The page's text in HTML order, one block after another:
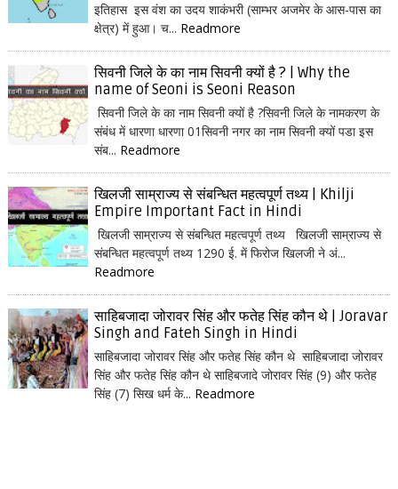
इतिहास इस वंश का उदय शाकंभरी (साम्भर अजमेर के आस-पास का
क्षेत्र) में हुआ। च... Readmore
सिवनी जिले के का नाम सिवनी क्यों है ? | Why the
name of Seoni is Seoni Reason
सिवनी जिले के का नाम सिवनी क्यों है ?सिवनी जिले के नामकरण के
संबंध में धारणा धारणा 01सिवनी नगर का नाम सिवनी क्यों पडा इस
संब... Readmore
खिलजी साम्राज्य से संबन्धित महत्वपूर्ण तथ्य | Khilji
Empire Important Fact in Hindi
खिलजी साम्राज्य से संबन्धित महत्वपूर्ण तथ्य खिलजी साम्राज्य से
संबन्धित महत्वपूर्ण तथ्य 1290 ई. में फिरोज खिलजी ने अं...
Readmore
साहिबजादा जोरावर सिंह और फतेह सिंह कौन थे | Joravar
Singh and Fateh Singh in Hindi
साहिबजादा जोरावर सिंह और फतेह सिंह कौन थे साहिबजादा जोरावर
सिंह और फतेह सिंह कौन थे साहिबजादे जोरावर सिंह (9) और फतेह
सिंह (7) सिख धर्म के... Readmore